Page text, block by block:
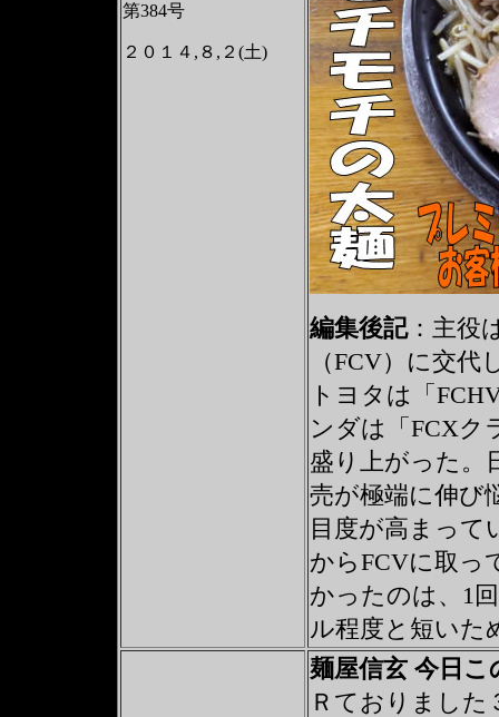
第384号
２０１４,８,２(土)
編集後記： 主役
（FCV）に交
トヨタは「
ンダは「FCXク
盛り上がった。
売が極端に伸び
目度が高まって
からFCVに取っ
かったのは、1
ル程度と短いた
麺屋信玄 今日
Ｒておりました